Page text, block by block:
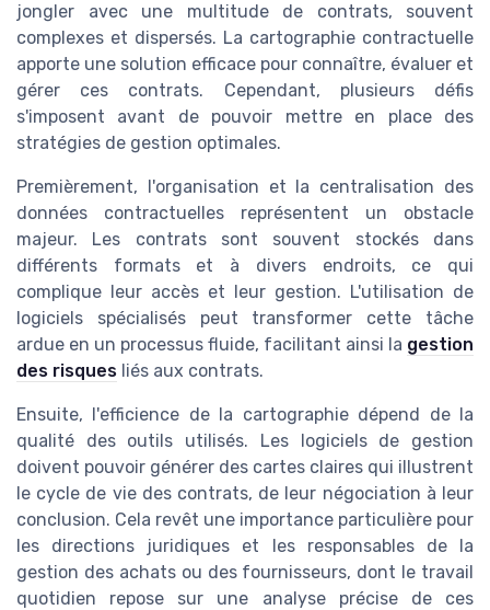
jongler avec une multitude de contrats, souvent
complexes et dispersés. La cartographie contractuelle
apporte une solution efficace pour connaître, évaluer et
gérer ces contrats. Cependant, plusieurs défis
s'imposent avant de pouvoir mettre en place des
stratégies de gestion optimales.
Premièrement, l'organisation et la centralisation des
données contractuelles représentent un obstacle
majeur. Les contrats sont souvent stockés dans
différents formats et à divers endroits, ce qui
complique leur accès et leur gestion. L'utilisation de
logiciels spécialisés peut transformer cette tâche
ardue en un processus fluide, facilitant ainsi la gestion
des risques liés aux contrats.
Ensuite, l'efficience de la cartographie dépend de la
qualité des outils utilisés. Les logiciels de gestion
doivent pouvoir générer des cartes claires qui illustrent
le cycle de vie des contrats, de leur négociation à leur
conclusion. Cela revêt une importance particulière pour
les directions juridiques et les responsables de la
gestion des achats ou des fournisseurs, dont le travail
quotidien repose sur une analyse précise de ces